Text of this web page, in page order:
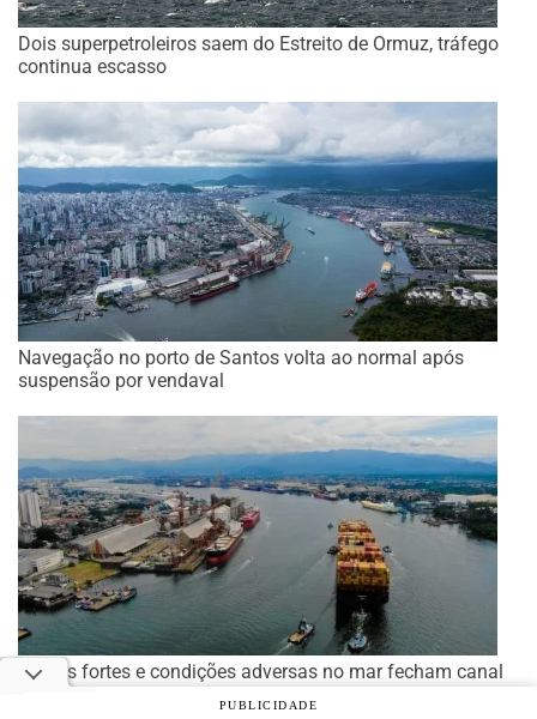
Dois superpetroleiros saem do Estreito de Ormuz, tráfego
continua escasso
Navegação no porto de Santos volta ao normal após
suspensão por vendaval
Ventos fortes e condições adversas no mar fecham canal
do porto de Santos
PUBLICIDADE